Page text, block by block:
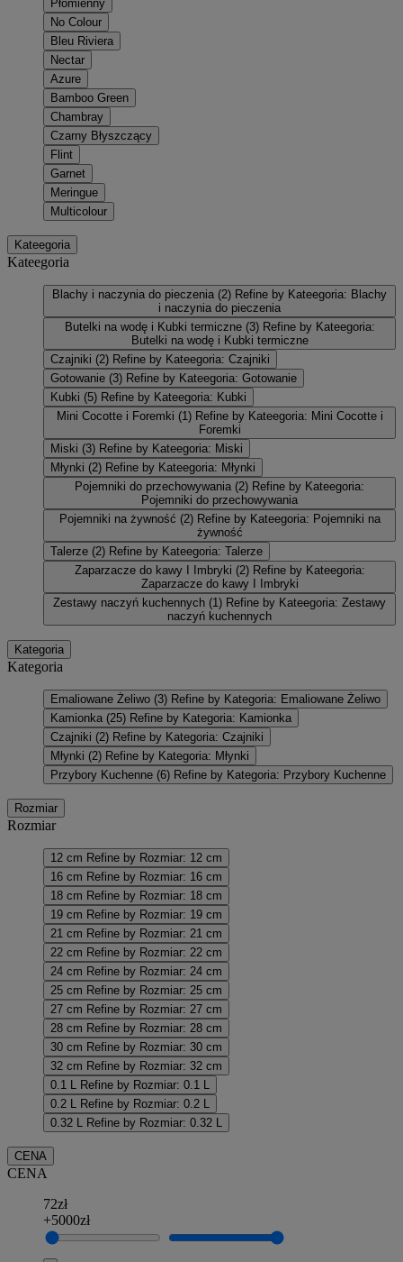
Płomienny
No Colour
Bleu Riviera
Nectar
Azure
Bamboo Green
Chambray
Czarny Błyszczący
Flint
Garnet
Meringue
Multicolour
Kateegoria
Kateegoria
Blachy i naczynia do pieczenia (2) Refine by Kateegoria: Blachy
i naczynia do pieczenia
Butelki na wodę i Kubki termiczne (3) Refine by Kateegoria:
Butelki na wodę i Kubki termiczne
Czajniki (2) Refine by Kateegoria: Czajniki
Gotowanie (3) Refine by Kateegoria: Gotowanie
Kubki (5) Refine by Kateegoria: Kubki
Mini Cocotte i Foremki (1) Refine by Kateegoria: Mini Cocotte i
Foremki
Miski (3) Refine by Kateegoria: Miski
Młynki (2) Refine by Kateegoria: Młynki
Pojemniki do przechowywania (2) Refine by Kateegoria:
Pojemniki do przechowywania
Pojemniki na żywność (2) Refine by Kateegoria: Pojemniki na
żywność
Talerze (2) Refine by Kateegoria: Talerze
Zaparzacze do kawy I Imbryki (2) Refine by Kateegoria:
Zaparzacze do kawy I Imbryki
Zestawy naczyń kuchennych (1) Refine by Kateegoria: Zestawy
naczyń kuchennych
Kategoria
Kategoria
Emaliowane Żeliwo (3) Refine by Kategoria: Emaliowane Żeliwo
Kamionka (25) Refine by Kategoria: Kamionka
Czajniki (2) Refine by Kategoria: Czajniki
Młynki (2) Refine by Kategoria: Młynki
Przybory Kuchenne (6) Refine by Kategoria: Przybory Kuchenne
Rozmiar
Rozmiar
12 cm Refine by Rozmiar: 12 cm
16 cm Refine by Rozmiar: 16 cm
18 cm Refine by Rozmiar: 18 cm
19 cm Refine by Rozmiar: 19 cm
21 cm Refine by Rozmiar: 21 cm
22 cm Refine by Rozmiar: 22 cm
24 cm Refine by Rozmiar: 24 cm
25 cm Refine by Rozmiar: 25 cm
27 cm Refine by Rozmiar: 27 cm
28 cm Refine by Rozmiar: 28 cm
30 cm Refine by Rozmiar: 30 cm
32 cm Refine by Rozmiar: 32 cm
0.1 L
Refine by Rozmiar: 0.1 L
0.2 L
Refine by Rozmiar: 0.2 L
0.32 L
Refine by Rozmiar: 0.32 L
CENA
CENA
72zł
+5000zł